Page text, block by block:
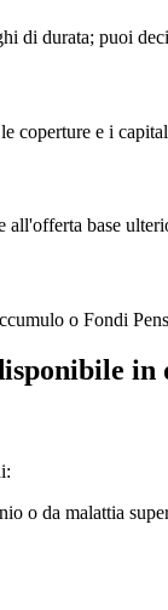
di durata; puoi
coperture e i
base
o Fondi
in
o da malattia